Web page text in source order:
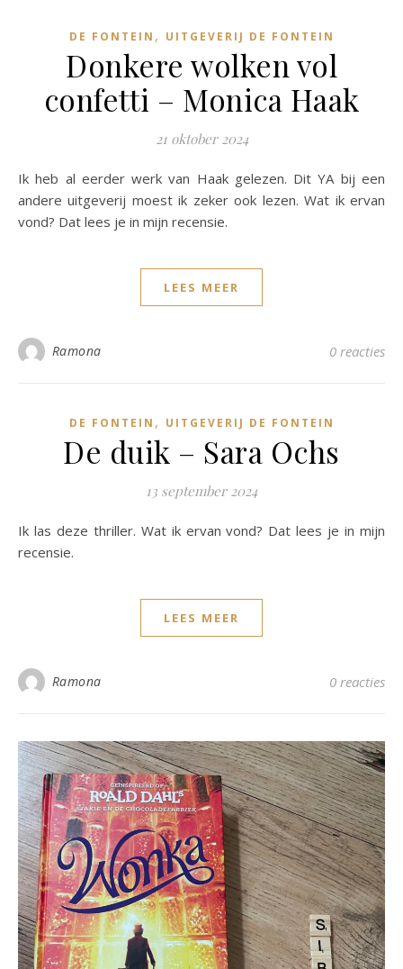
DE FONTEIN , UITGEVERIJ DE FONTEIN
Donkere wolken vol
confetti – Monica Haak
21 oktober 2024
Ik heb al eerder werk van Haak gelezen. Dit YA bij een
andere uitgeverij moest ik zeker ook lezen. Wat ik ervan
vond? Dat lees je in mijn recensie.
LEES MEER
Ramona 0 reacties
DE FONTEIN , UITGEVERIJ DE FONTEIN
De duik – Sara Ochs
13 september 2024
Ik las deze thriller. Wat ik ervan vond? Dat lees je in mijn
recensie.
LEES MEER
Ramona 0 reacties